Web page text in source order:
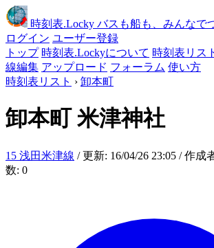
時刻表.Locky バスも船も、みんなで
ログイン ユーザー登録
トップ 時刻表.Lockyについて 時刻表リス
線編集 アップロード フォーラム 使い方
時刻表リスト › 卸本町
卸本町米津神社
15 浅田米津線 / 更新: 16/04/26 23:05 / 作成
数: 0